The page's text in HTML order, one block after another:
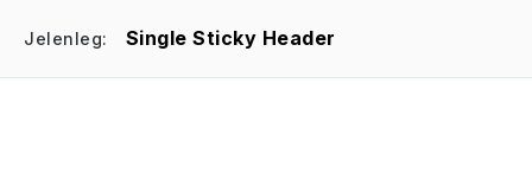
Jelenleg: Single Sticky Header